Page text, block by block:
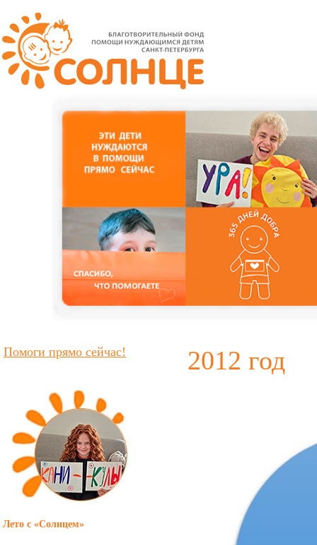
Помоги прямо сейчас!
Лето с «Солнцем»
2012 год